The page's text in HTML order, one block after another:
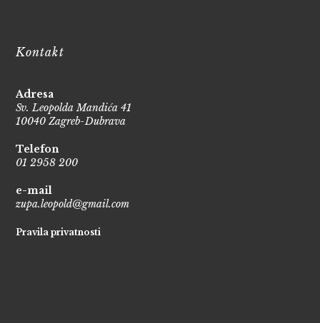
Kontakt
Adresa
Sv. Leopolda Mandića 41
10040 Zagreb-Dubrava
Telefon
01 2958 200
e-mail
zupa.leopold@gmail.com
Pravila privatnosti